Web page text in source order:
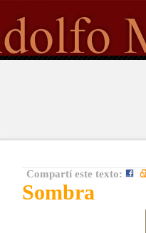
Compartí este texto:
Sombra